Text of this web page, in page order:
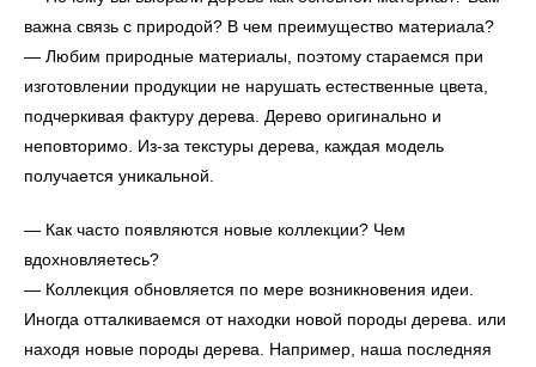
важна связь с природой? В чем преимущество материала?
— Любим природные материалы, поэтому стараемся при
изготовлении продукции не нарушать естественные цвета,
подчеркивая фактуру дерева. Дерево оригинально и
неповторимо. Из-за текстуры дерева, каждая модель
получается уникальной.
— Как часто появляются новые коллекции? Чем
вдохновляетесь?
— Коллекция обновляется по мере возникновения идеи.
Иногда отталкиваемся от находки новой породы дерева. или
находя новые породы дерева. Например, наша последняя